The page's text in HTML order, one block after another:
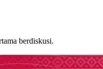
berdiskusi.